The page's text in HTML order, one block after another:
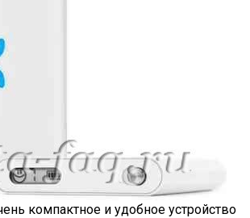
компактное и удобное устройство